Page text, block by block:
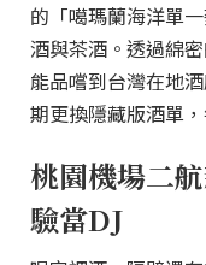
的「噶瑪蘭海洋單
酒與茶酒。透過綿
能品嚐到台灣在地
期更換隱藏版酒單
桃園機場二
驗當DJ